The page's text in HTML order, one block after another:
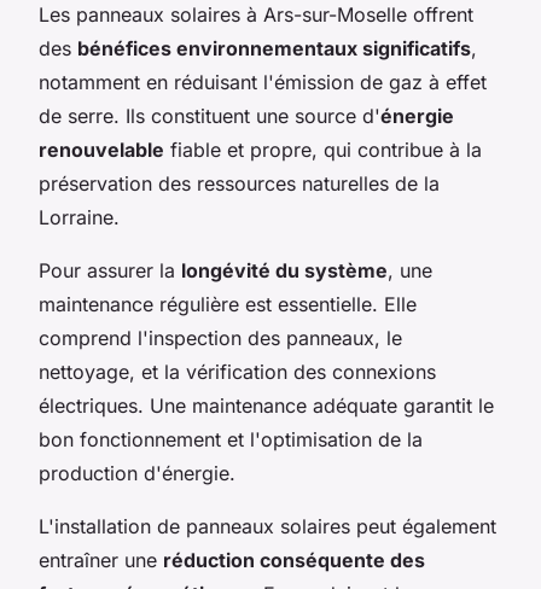
Les panneaux solaires à Ars-sur-Moselle offrent
des bénéfices environnementaux significatifs,
notamment en réduisant l'émission de gaz à effet
de serre. Ils constituent une source d'énergie
renouvelable fiable et propre, qui contribue à la
préservation des ressources naturelles de la
Lorraine.
Pour assurer la longévité du système, une
maintenance régulière est essentielle. Elle
comprend l'inspection des panneaux, le
nettoyage, et la vérification des connexions
électriques. Une maintenance adéquate garantit le
bon fonctionnement et l'optimisation de la
production d'énergie.
L'installation de panneaux solaires peut également
entraîner une réduction conséquente des